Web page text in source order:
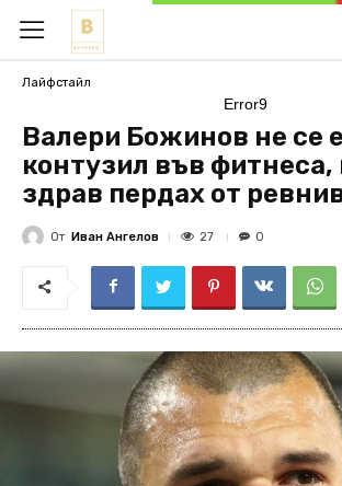
Лайфстайл
Error9
Валери Божинов не се е
контузил във фитнеса,
здрав пердах от
От Иван Ангелов 27 0